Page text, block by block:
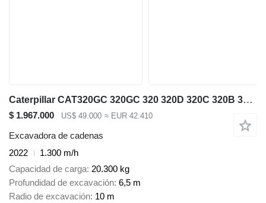
Caterpillar CAT320GC 320GC 320 320D 320C 320B 320E 323GC 323D 325D 329D 330D
$ 1.967.000 US$ 49.000 ≈ EUR 42.410
Excavadora de cadenas
2022
1.300 m/h
Capacidad de carga 20.300 kg
Profundidad de excavación 6,5 m
Radio de excavación 10 m